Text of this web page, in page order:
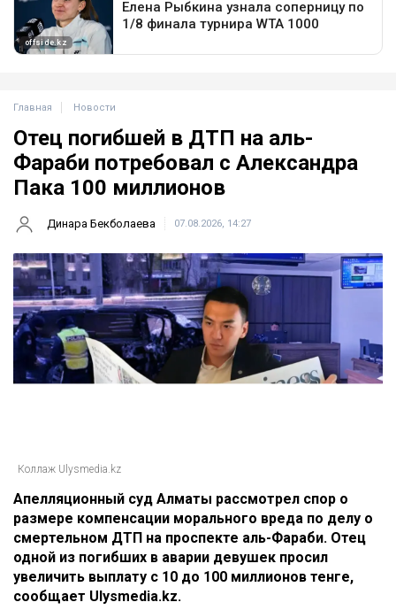
Главная Новости
Отец погибшей в ДТП на аль-
Фараби потребовал с Александра
Пака 100 миллионов
Динара Бекболаева 07.08.2026, 14:27
Коллаж Ulysmedia.kz
Апелляционный суд Алматы рассмотрел спор о
размере компенсации морального вреда по делу о
смертельном ДТП на проспекте аль-Фараби. Отец
одной из погибших в аварии девушек просил
увеличить выплату с 10 до 100 миллионов тенге,
сообщает Ulysmedia.kz.